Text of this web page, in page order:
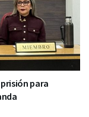
para